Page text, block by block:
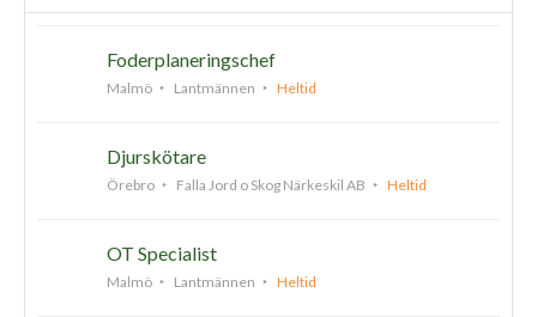
Foderplaneringschef
Malmö Lantmännen Heltid
Djurskötare
Örebro Falla Jord o Skog Närkeskil AB Heltid
OT Specialist
Malmö Lantmännen Heltid